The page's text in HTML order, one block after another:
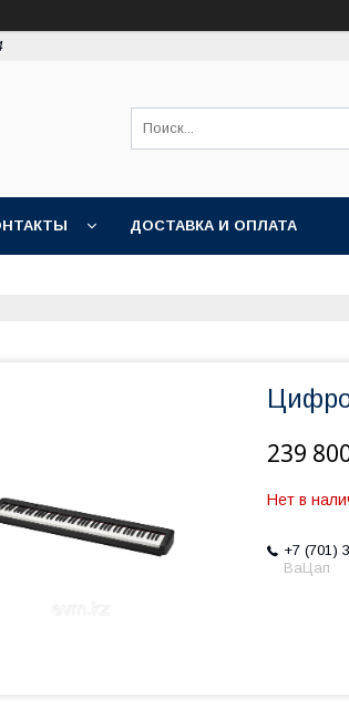
ДОСТАВКА И ОПЛАТА
239
Нет в
+7 (701)
ВаЦап